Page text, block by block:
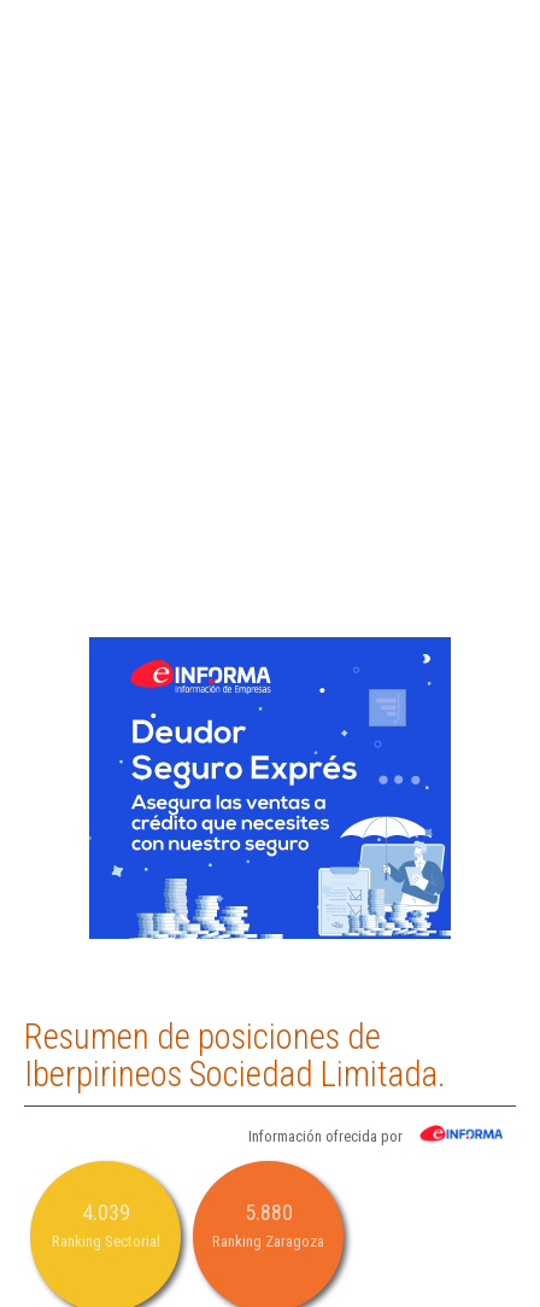
Resumen de posiciones de
Iberpirineos Sociedad Limitada.
Información ofrecida por
4.039
Ranking Sectorial
5.880
Ranking Zaragoza